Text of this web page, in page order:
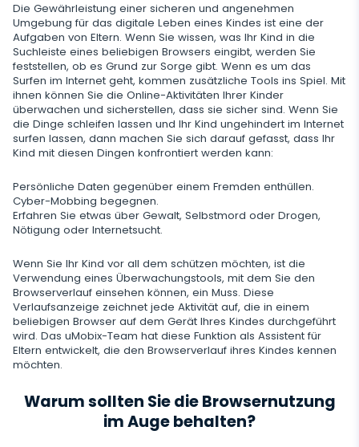
Text Message Tracker
GPS-Standorte
Keylogger
Einstellungen für die Fernsteuerung
Automatisches Update
SIM-Kartenwechsel
Geofinder
Installation mit einem Klick
Liste der installierten Anwendungen
Zeitplan für die Verwendung der Anwendung
Benachrichtigungen
Geräteinformation
Whatsapp
Facebook Messenger
Zoom
Viber
Telegram
Wechat
Skype
Line
Signal Messenger
Google Duo
Soziale Medien
Facebook
Instagram
Snapchat
YouTube
Reddit
Tinder
Dating-Apps
Medien
Foto- und Video-Tracker
Internet
Aufzeichnung der Browsernutzung
Browserverlauf
Browser-Lesezeichen
Mailbox-Scanner
Streaming
Videostream
Audiostream
Gelöschte Information
Gelöschte Nachrichten Wiederherstellen
Gelöschte Kontakte Wiederherstellen
Umbenannte Kontakte
Steuerung
Unerwünschte Apps Löschen
Apps sperren
Webseiten Sperren
Wi-Fi blockieren
Handy Sperren
SMS Blockieren
SCHLIESSEN
Die Gewährleistung einer sicheren und angenehmen
Umgebung für das digitale Leben eines Kindes ist eine der
Aufgaben von Eltern. Wenn Sie wissen, was Ihr Kind in die
Suchleiste eines beliebigen Browsers eingibt, werden Sie
feststellen, ob es Grund zur Sorge gibt. Wenn es um das
Surfen im Internet geht, kommen zusätzliche Tools ins Spiel. Mit
ihnen können Sie die Online-Aktivitäten Ihrer Kinder
überwachen und sicherstellen, dass sie sicher sind. Wenn Sie
die Dinge schleifen lassen und Ihr Kind ungehindert im Internet
surfen lassen, dann machen Sie sich darauf gefasst, dass Ihr
Kind mit diesen Dingen konfrontiert werden kann:
Persönliche Daten gegenüber einem Fremden enthüllen.
Cyber-Mobbing begegnen.
Erfahren Sie etwas über Gewalt, Selbstmord oder Drogen,
Nötigung oder Internetsucht.
Wenn Sie Ihr Kind vor all dem schützen möchten, ist die
Verwendung eines Überwachungstools, mit dem Sie den
Browserverlauf einsehen können, ein Muss. Diese
Verlaufsanzeige zeichnet jede Aktivität auf, die in einem
beliebigen Browser auf dem Gerät Ihres Kindes durchgeführt
wird. Das uMobix-Team hat diese Funktion als Assistent für
Eltern entwickelt, die den Browserverlauf ihres Kindes kennen
möchten.
Warum sollten Sie die Browsernutzung
im Auge behalten?